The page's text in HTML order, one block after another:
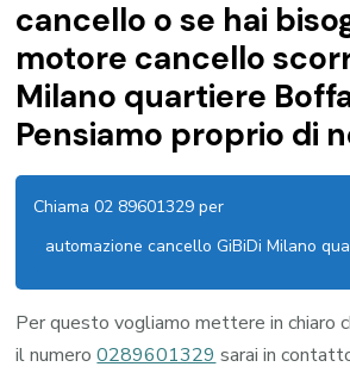
cancello o se hai
motore cancello
Milano quartiere
Pensiamo proprio di
Chiama 02 89601329 per
automazione cancello GiBiDi Milano
Per questo vogliamo mettere in chiaro
il numero0289601329 sarai in